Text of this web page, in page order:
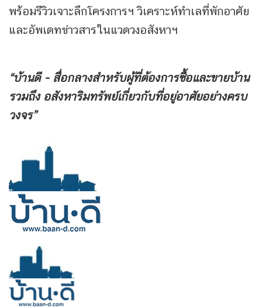
พร้อมรีวิวเจาะลึกโครงการฯ วิเคราะห์ทำเลที่พักอาศัย
และอัพเดทข่าวสารในแวดวงอสังหาฯ
“บ้านดี - สื่อกลางสำหรับผู้ที่ต้องการซื้อและขายบ้าน
รวมถึง อสังหาริมทรัพย์เกี่ยวกับที่อยู่อาศัยอย่างครบ
วงจร”